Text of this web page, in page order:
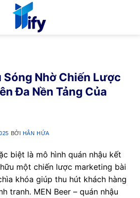
Sóng Nhờ Chiến Lược
Đa Nền Tảng Của
BỞI HÂN HỨA
biệt là mô hình quán nhậu kết
một chiến lược marketing bài
khóa giúp thu hút khách hàng
tranh. MEN Beer – quán nhậu